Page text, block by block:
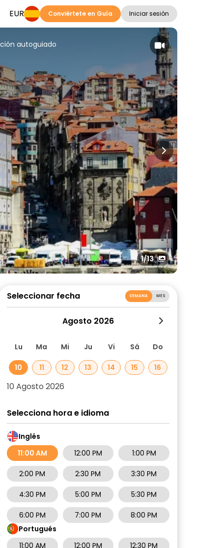
EUR Conviértete en Guía Iniciar sesión
autoguiado
1/13
Seleccionar fecha SEMANA MES
Agosto 2026
Lu Ma Mi Ju Vi Sá Do
10 11 12 13 14 15 16
10 Agosto 2026
Selecciona hora e idioma
Inglés
11:00 AM
12:00 PM 1:00 PM
2:00 PM 2:30 PM 3:30 PM
4:30 PM 5:00 PM 5:30 PM
6:00 PM 7:00 PM
8:00 PM
Portugués
11:00 AM
12:00 PM 12:30 PM